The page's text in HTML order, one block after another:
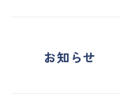
お知らせ